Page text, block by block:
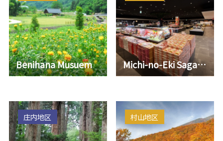
Benihana Musuem Michi-no-Eki Sagae Cherry Land
庄内地区 村山地区